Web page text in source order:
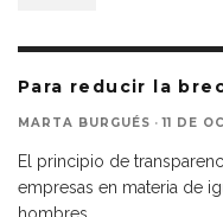
Para reducir la
MARTA BURGUÉS · 11 DE
El principio de
empresas en materia de